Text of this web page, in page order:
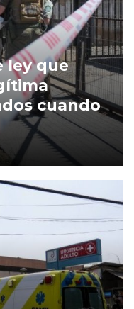
ley que
cuando